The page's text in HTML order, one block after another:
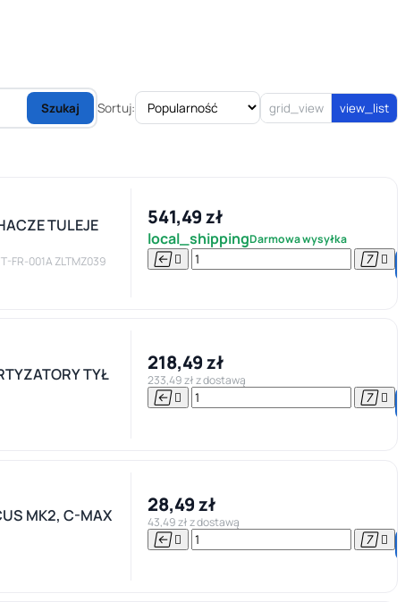
Szukaj Sortuj: grid_view view_list
TULEJE
FR-001A ZLTMZ039
541,49 zł
local_shippingDarmowa wysyłka
   
TYŁ
218,49 zł
233,49 zł z dostawą
   
MK2, C-MAX
28,49 zł
43,49 zł z dostawą
   